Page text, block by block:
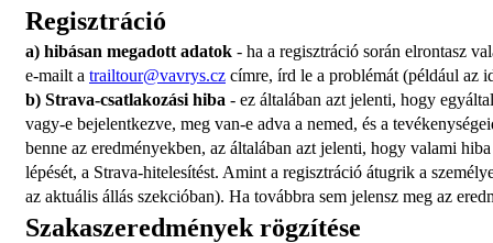
Regisztráció
a) hibásan megadott adatok - ha a regisztráció során elrontasz
e-mailt a trailtour@vavrys.cz címre, írd le a problémát (például az
b) Strava-csatlakozási hiba - ez általában azt jelenti, hogy
vagy-e bejelentkezve, meg van-e adva a nemed, és a
benne az eredményekben, az általában azt jelenti, hogy valami
lépését, a Strava-hitelesítést. Amint a regisztráció átugrik a
az aktuális állás szekcióban). Ha továbbra sem jelensz meg az
Szakaszeredmények rögzítése